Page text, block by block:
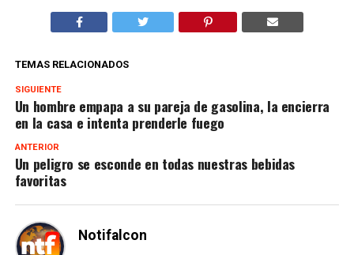
TEMAS RELACIONADOS
SIGUIENTE
Un hombre empapa a su pareja de gasolina, la encierra
en la casa e intenta prenderle fuego
ANTERIOR
Un peligro se esconde en todas nuestras bebidas
favoritas
Notifalcon